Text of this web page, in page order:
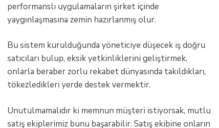
performanslı uygulamaların şirket içinde
yaygınlaşmasına zemin hazırlanmış olur.
Bu sistem kurulduğunda yöneticiye düşecek iş doğru
satıcıları bulup, eksik yetkinliklerini geliştirmek,
onlarla beraber zorlu rekabet dünyasında takıldıkları,
tökezledikleri yerde destek vermektir.
Unutulmamalıdır ki memnun müşteri istiyorsak, mutlu
satış ekiplerimiz bunu başarabilir. Satış ekibine onların